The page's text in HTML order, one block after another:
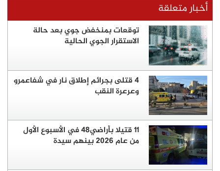
أخبار متعلقة
توقعات بمنخفض جوي بعد حالة
الاستقرار الجوي الحالية
4 قتلى بجرائم إطلاق نار في شفاعمرو
وعرعرة النقب
11 قتيلا بأراضي48 في الأسبوع الأول
من عام 2026 بينهم سيدة